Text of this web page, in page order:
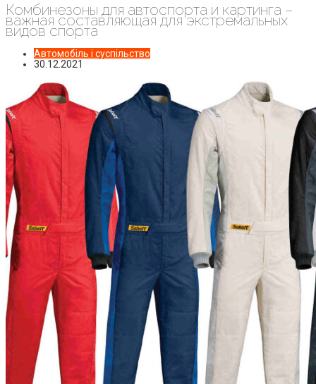
Комбинезоны для автоспорта и картинга –
важная составляющая для экстремальных
видов спорта
Автомобіль і суспільство
30.12.2021